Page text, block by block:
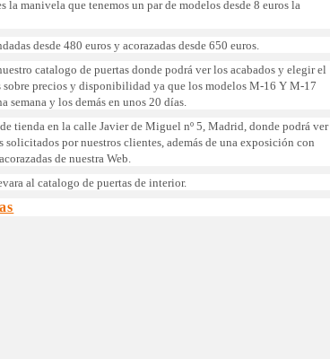
la manivela que tenemos un par de modelos desde 8 euros la
desde 480 euros y acorazadas desde 650 euros.
catalogo de puertas donde podrá ver los acabados y elegir el
sobre precios y disponibilidad ya que los modelos M-16 Y M-17
y los demás en unos 20 días.
tienda en la calle Javier de Miguel nº 5, Madrid, donde podrá ver
por nuestros clientes, además de una exposición con
de nuestra Web.
al catalogo de puertas de interior.